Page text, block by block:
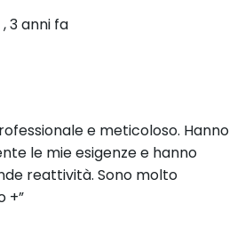
3 anni fa
e meticoloso. Hanno
le mie esigenze e hanno
reattività. Sono molto
+”